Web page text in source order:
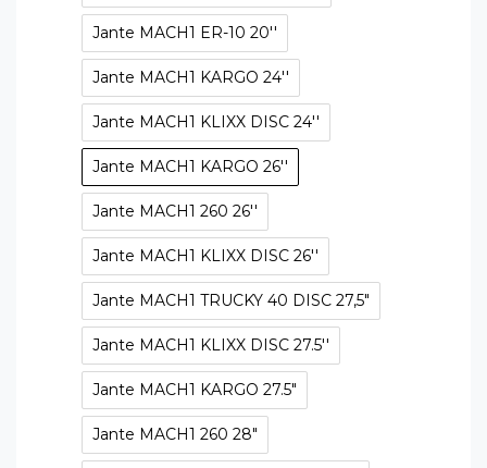
Jante MACH1 ER-10 20''
Jante MACH1 KARGO 24''
Jante MACH1 KLIXX DISC 24''
Jante MACH1 KARGO 26''
Jante MACH1 260 26''
Jante MACH1 KLIXX DISC 26''
Jante MACH1 TRUCKY 40 DISC 27,5"
Jante MACH1 KLIXX DISC 27.5''
Jante MACH1 KARGO 27.5"
Jante MACH1 260 28"